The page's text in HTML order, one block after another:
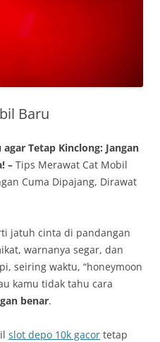
Baru
Tetap Kinclong: Jangan
– Tips Merawat Cat Mobil
Cuma Dipajang, Dirawat
jatuh cinta di pandangan
warnanya segar, dan
seiring waktu, “honeymoon
kamu tidak tahu cara
benar.
slot depo 10k gacor tetap